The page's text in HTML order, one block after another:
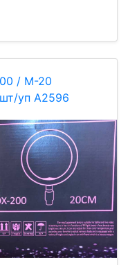
/ M-20
уп A2596